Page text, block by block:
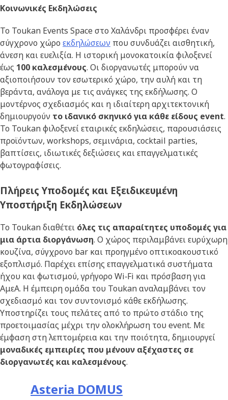
Κοινωνικές Εκδηλώσεις
Το Toukan Events Space στο Χαλάνδρι προσφέρει έναν
σύγχρονο χώρο εκδηλώσεων που συνδυάζει αισθητική,
άνεση και ευελιξία. Η ιστορική μονοκατοικία φιλοξενεί
έως 100 καλεσμένους. Οι διοργανωτές μπορούν να
αξιοποιήσουν τον εσωτερικό χώρο, την αυλή και τη
βεράντα, ανάλογα με τις ανάγκες της εκδήλωσης. Ο
μοντέρνος σχεδιασμός και η ιδιαίτερη αρχιτεκτονική
δημιουργούν το ιδανικό σκηνικό για κάθε είδους event.
Το Toukan φιλοξενεί εταιρικές εκδηλώσεις, παρουσιάσεις
προϊόντων, workshops, σεμινάρια, cocktail parties,
βαπτίσεις, ιδιωτικές δεξιώσεις και επαγγελματικές
φωτογραφίσεις.
Πλήρεις Υποδομές και Εξειδικευμένη
Υποστήριξη Εκδηλώσεων
Το Toukan διαθέτει όλες τις απαραίτητες υποδομές για
μια άρτια διοργάνωση. Ο χώρος περιλαμβάνει ευρύχωρη
κουζίνα, σύγχρονο bar και προηγμένο οπτικοακουστικό
εξοπλισμό. Παρέχει επίσης επαγγελματικά συστήματα
ήχου και φωτισμού, γρήγορο Wi‑Fi και πρόσβαση για
ΑμεΑ. Η έμπειρη ομάδα του Toukan αναλαμβάνει τον
σχεδιασμό και τον συντονισμό κάθε εκδήλωσης.
Υποστηρίζει τους πελάτες από το πρώτο στάδιο της
προετοιμασίας μέχρι την ολοκλήρωση του event. Με
έμφαση στη λεπτομέρεια και την ποιότητα, δημιουργεί
μοναδικές εμπειρίες που μένουν αξέχαστες σε
διοργανωτές και καλεσμένους.
Asteria DOMUS